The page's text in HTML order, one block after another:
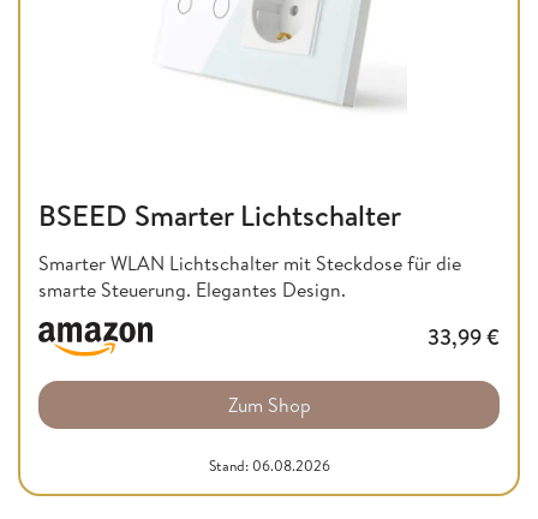
BSEED Smarter Lichtschalter
Smarter WLAN Lichtschalter mit Steckdose für die
smarte Steuerung. Elegantes Design.
33,99€
Zum Shop
Stand: 06.08.2026